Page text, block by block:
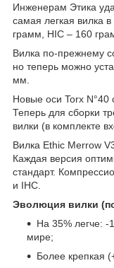
Инженерам Этика
самая легкая вилка
грамм, HIC – 160
Вилка по-прежнему
но теперь можно
мм.
Новые оси Torx N°40
Теперь для сборки
вилки (в комплекте
Вилка Ethic Merrow
Каждая версия
стандарт.
и IHC.
Эволюция вилки
На 35% легче: -
мире;
Более крепкая